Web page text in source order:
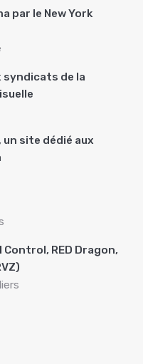
par le New York
de la
un site dédié aux
RED Dragon,